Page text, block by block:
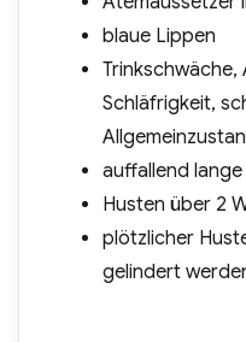
blaue Lippen
Schläfrigkeit,
auffallend
Husten über 2
plötzlicher
gelindert